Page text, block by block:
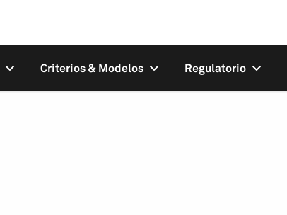
Criterios & Modelos Regulatorio